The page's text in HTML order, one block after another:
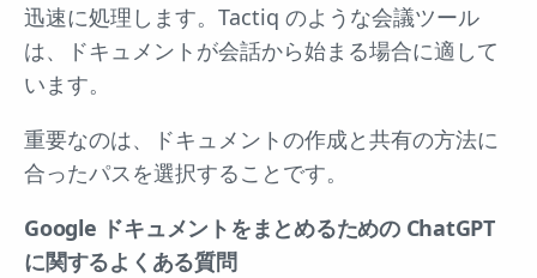
迅速に処理します。Tactiq のような会議ツール
は、ドキュメントが会話から始まる場合に適して
います。
重要なのは、ドキュメントの作成と共有の方法に
合ったパスを選択することです。
Google ドキュメントをまとめるための ChatGPT
に関するよくある質問